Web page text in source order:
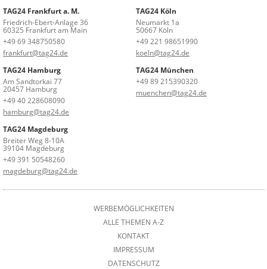
TAG24 Frankfurt a. M.
Friedrich-Ebert-Anlage 36
60325 Frankfurt am Main
+49 69 348750580
frankfurt@tag24.de
TAG24 Köln
Neumarkt 1a
50667 Köln
+49 221 98651990
koeln@tag24.de
TAG24 Hamburg
Am Sandtorkai 77
20457 Hamburg
+49 40 228608090
hamburg@tag24.de
TAG24 München
+49 89 215390320
muenchen@tag24.de
TAG24 Magdeburg
Breiter Weg 8-10A
39104 Magdeburg
+49 391 50548260
magdeburg@tag24.de
WERBEMÖGLICHKEITEN
ALLE THEMEN A-Z
KONTAKT
IMPRESSUM
DATENSCHUTZ